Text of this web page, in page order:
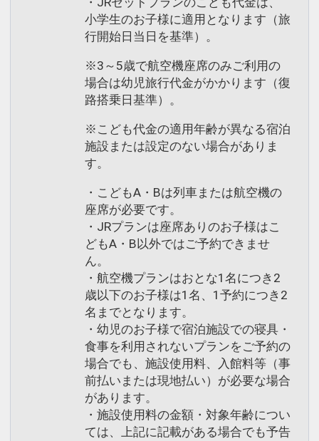
小学生のお子様に適用となります（旅
行開始日当日を基準）。
※3～5歳で航空機座席のみご利用の
場合は幼児旅行代金がかかります（復
路搭乗日基準）。
※こども代金の適用年齢が異なる宿泊
施設または設定のない場合がありま
す。
・こどもA・Bは列車または航空機の
座席が必要です。
・JRプランは座席ありのお子様はこ
どもA・B以外ではご予約できませ
ん。
・航空機プランはおとな1名につき2
歳以下のお子様は1名、1予約につき2
名までとなります。
・幼児のお子様で宿泊施設での寝具・
食事を利用されないプランをご予約の
場合でも、施設使用料、入館料等（事
前払いまたは現地払い）が必要な場合
があります。
・施設使用料の金額・対象年齢につい
ては、上記に記載がある場合でも予告